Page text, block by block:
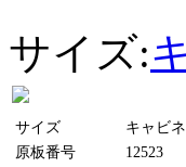
サイズ:
サイズ
キャビネ
原板番号
12523